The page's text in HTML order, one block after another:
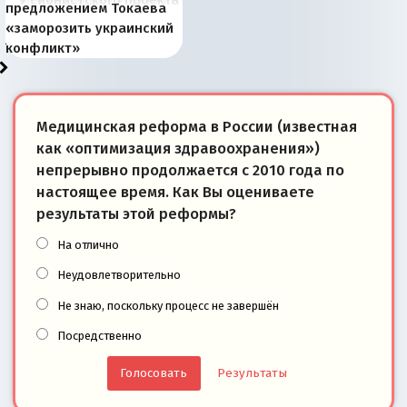
перемены: 15 шагов к
суверенной экономике
Европы
сбрасывать балласт
Анкориджа
года: первые уступки во
внутренней политике
сегодня
Варшаве не поможет её
отношениям с Россией?
современной истории
Южной Осетии
появилось украинское
измерение
предложением Токаева
«заморозить украинский
конфликт»
Медицинская реформа в России (известная
как «оптимизация здравоохранения»)
непрерывно продолжается с 2010 года по
настоящее время. Как Вы оцениваете
результаты этой реформы?
На отлично
Неудовлетворительно
Не знаю, поскольку процесс не завершён
Посредственно
Результаты